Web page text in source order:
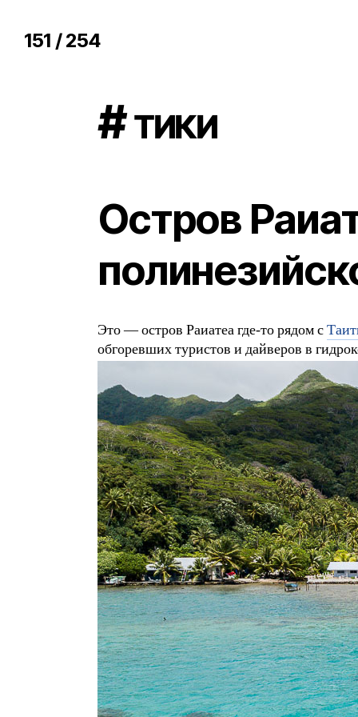
151 / 254
# тики
Остров
Это — остров Раиатеа где-то рядом с
обгоревших туристов и дайверов в